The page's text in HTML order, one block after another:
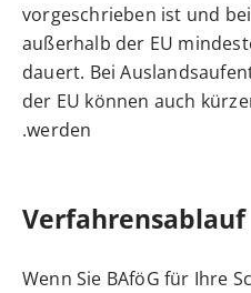
vorgeschrieben ist und
außerhalb der EU
dauert. Bei
der EU können auch
werden.
Verfahrensablauf
Wenn Sie BAföG für Ihre